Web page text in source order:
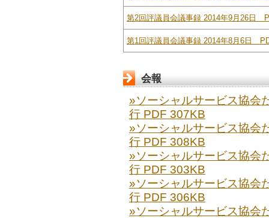
第2回評議員会議事録 2014年9月26日
第1回評議員会議事録 2014年8月6日
会報
»ソーシャルサービス協
行 PDF 307KB
»ソーシャルサービス協
行 PDF 308KB
»ソーシャルサービス協
行 PDF 303KB
»ソーシャルサービス協
行 PDF 306KB
»ソーシャルサービス協